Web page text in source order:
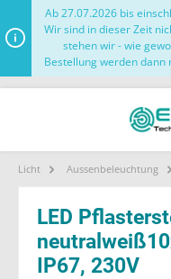
Ab 27.07.2026 bis
Wir sind in dieser Zeit
stehen wir - wie
Bestellung werden
Licht Aussenbeleuchtung
LED
IP67, 230V